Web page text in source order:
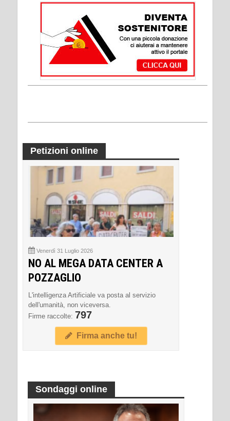
Petizioni online
Venerdì 31 Luglio 2026
NO AL MEGA DATA CENTER A
POZZAGLIO
L'intelligenza Artificiale va posta al servizio
dell'umanità, non viceversa.
Firme raccolte: 797
Firma anche tu!
Sondaggi online